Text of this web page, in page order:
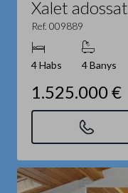
Xalet adossat
Ref. 009889
4 Habs 4 Banys
1.525.000 €